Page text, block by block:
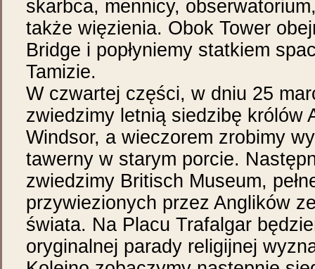
skarbca, mennicy,
także więzienia. Obok Tower
Bridge i popłyniemy statkiem
Tamizie.
W czwartej części, w dniu 25
zwiedzimy letnią siedzibę królów
Windsor, a wieczorem zrobimy
tawerny w starym porcie.
zwiedzimy Britisch Museum,
przywiezionych przez Anglików
świata. Na Placu Trafalgar
oryginalnej parady religijnej